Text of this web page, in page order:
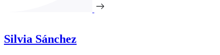
Silvia Sánchez